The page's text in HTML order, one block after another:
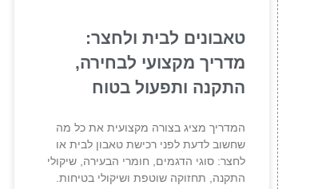
טאבונים לבית ולחצר:
מדריך מקצועי לבחירה,
התקנה ותפעול בטוח
המדריך מציג בצורה מקצועית את כל מה
שחשוב לדעת לפני רכישת טאבון לבית או
לחצר: סוגי הדגמים, חומרי הבעירה, שיקולי
התקנה, תחזוקה שוטפת ושיקולי בטיחות.